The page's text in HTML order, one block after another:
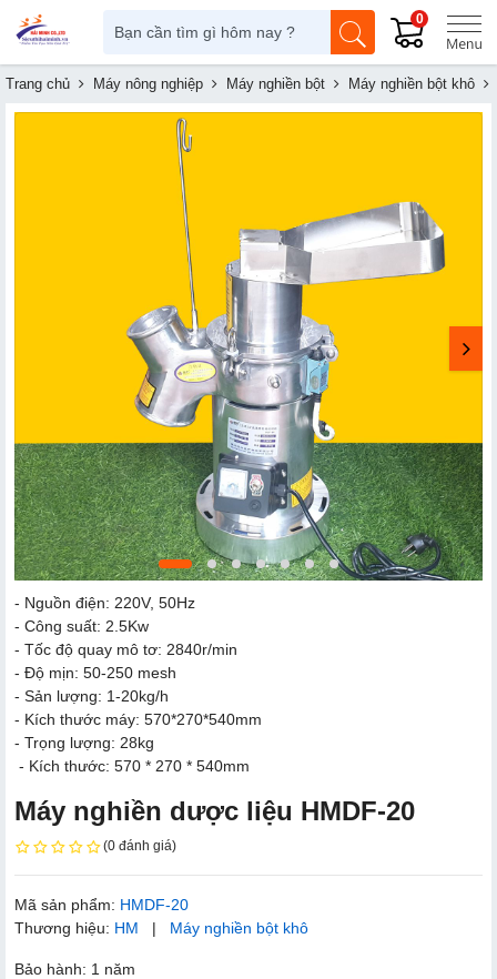
0
Trang chủ Máy nông nghiệp Máy nghiền bột Máy nghiền bột khô
- Nguồn điện: 220V, 50Hz
- Công suất: 2.5Kw
- Tốc độ quay mô tơ: 2840r/min
- Độ mịn: 50-250 mesh
- Sản lượng: 1-20kg/h
- Kích thước máy: 570*270*540mm
- Trọng lượng: 28kg
- Kích thước: 570 * 270 * 540mm
Máy nghiền dược liệu HMDF-20
(0 đánh giá)
Mã sản phẩm: HMDF-20
Thương hiệu: HM | Máy nghiền bột khô
Bảo hành: 1 năm